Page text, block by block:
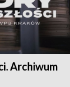
Archiwum